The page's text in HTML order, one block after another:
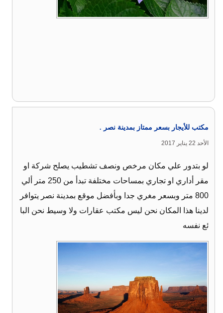
مكتب للأيجار بسعر ممتاز بمدينة نصر .
الأحد 22 يناير 2017
لو بتدور علي مكان مرخص ونصف تشطيب يصلح شركة او
مقر أداري او تجاري بمساحات مختلفة تبدأ من 250 متر ألي
800 متر وبسعر مغري جدا وبأفضل موقع بمدينة نصر يتوافر
لدينا هذا المكان نحن ليس مكتب عقارات ولا وسيط نحن البا
ئع نفسه